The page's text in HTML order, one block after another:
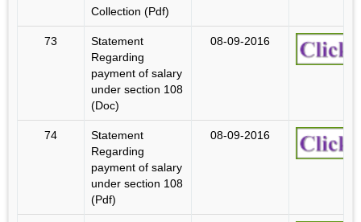
Collection (Pdf)
73
Statement
Regarding
payment of salary
under section 108
(Doc)
08-09-2016
74
Statement
Regarding
payment of salary
under section 108
(Pdf)
08-09-2016